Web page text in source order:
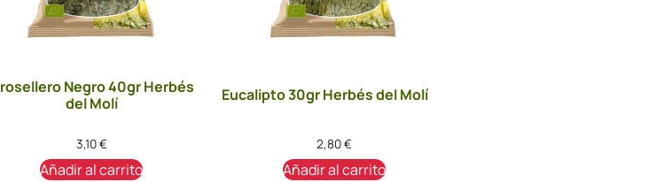
Negro 40gr Herbés
del Molí
3,10€
Añadir al carrito
Eucalipto 30gr Herbés del Molí
2,80€
Añadir al carrito